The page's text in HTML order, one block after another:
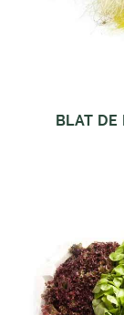
BLAT DE